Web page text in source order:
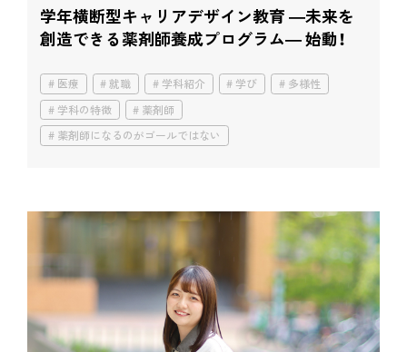
学年横断型キャリアデザイン教育 ―未来を
創造できる薬剤師養成プログラム― 始動！
医療 就職 学科紹介 学び
多様性
学科の特徴
薬剤師
薬剤師になるのがゴールではない